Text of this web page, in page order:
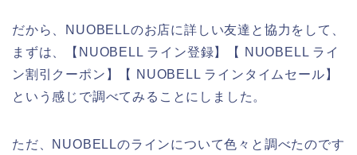
だから、NUOBELLのお店に詳しい友達と協力をして、
まずは、【NUOBELL ライン登録】【 NUOBELL ライ
ン割引クーポン】【 NUOBELL ラインタイムセール】
という感じで調べてみることにしました。
ただ、NUOBELLのラインについて色々と調べたのです